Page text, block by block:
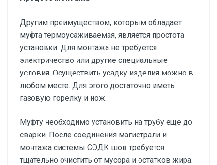
Другим преимуществом, которым обладает
муфта термоусаживаемая, является простота
установки. Для монтажа не требуется
электричество или другие специальные
условия. Осуществить усадку изделия можно в
любом месте. Для этого достаточно иметь
газовую горелку и нож.
Муфту необходимо установить на трубу еще до
сварки. После соединения магистрали и
монтажа системы СОДК шов требуется
тщательно очистить от мусора и остатков жира.